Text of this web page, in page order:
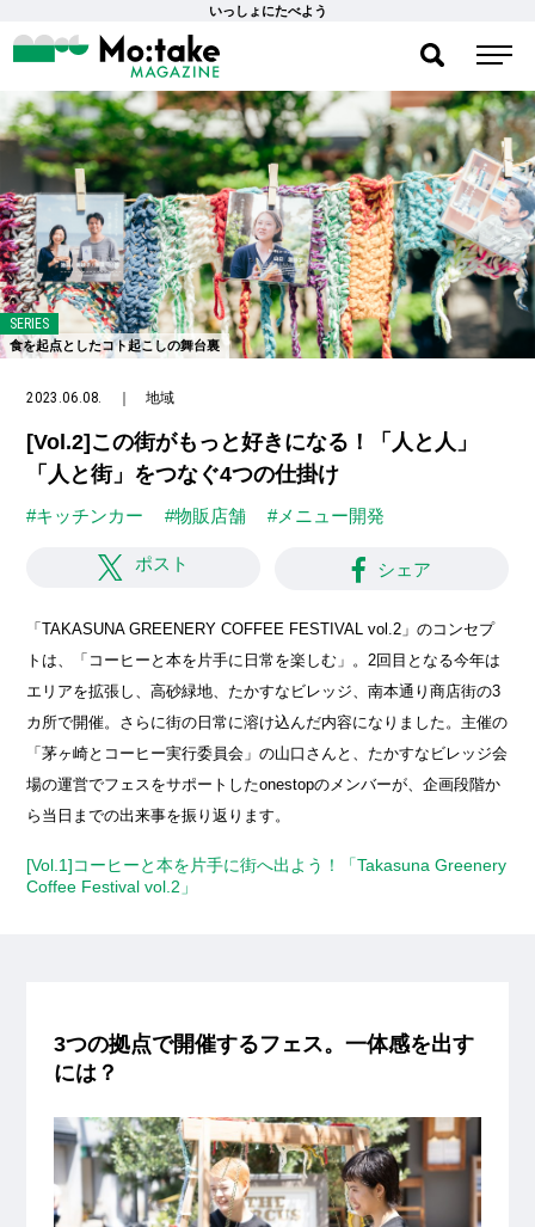
いっしょにたべよう
SERIES
食を起点としたコト起こしの舞台裏
2023.06.08. ｜地域
[Vol.2]この街がもっと好きになる！「人と人」
「人と街」をつなぐ4つの仕掛け
#キッチンカー #物販店舗 #メニュー開発
ポスト シェア
「TAKASUNA GREENERY COFFEE FESTIVAL vol.2」のコンセプ
トは、「コーヒーと本を片手に日常を楽しむ」。2回目となる今年は
エリアを拡張し、高砂緑地、たかすなビレッジ、南本通り商店街の3
カ所で開催。さらに街の日常に溶け込んだ内容になりました。主催の
「茅ヶ崎とコーヒー実行委員会」の山口さんと、たかすなビレッジ会
場の運営でフェスをサポートしたonestopのメンバーが、企画段階か
ら当日までの出来事を振り返ります。
[Vol.1]コーヒーと本を片手に街へ出よう！「Takasuna Greenery
Coffee Festival vol.2」
3つの拠点で開催するフェス。一体感を出す
には？